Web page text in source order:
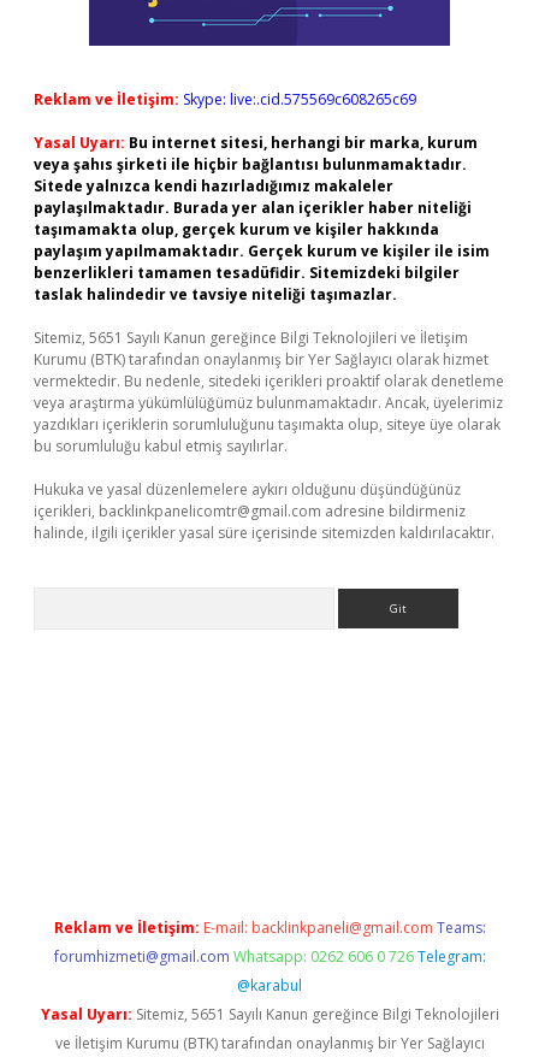
Reklam ve İletişim: Skype: live:.cid.575569c608265c69
Yasal Uyarı: Bu internet sitesi, herhangi bir marka, kurum
veya şahıs şirketi ile hiçbir bağlantısı bulunmamaktadır.
Sitede yalnızca kendi hazırladığımız makaleler
paylaşılmaktadır. Burada yer alan içerikler haber niteliği
taşımamakta olup, gerçek kurum ve kişiler hakkında
paylaşım yapılmamaktadır. Gerçek kurum ve kişiler ile isim
benzerlikleri tamamen tesadüfidir. Sitemizdeki bilgiler
taslak halindedir ve tavsiye niteliği taşımazlar.
Sitemiz, 5651 Sayılı Kanun gereğince Bilgi Teknolojileri ve İletişim
Kurumu (BTK) tarafından onaylanmış bir Yer Sağlayıcı olarak hizmet
vermektedir. Bu nedenle, sitedeki içerikleri proaktif olarak denetleme
veya araştırma yükümlülüğümüz bulunmamaktadır. Ancak, üyelerimiz
yazdıkları içeriklerin sorumluluğunu taşımakta olup, siteye üye olarak
bu sorumluluğu kabul etmiş sayılırlar.
Hukuka ve yasal düzenlemelere aykırı olduğunu düşündüğünüz
içerikleri, backlinkpanelicomtr@gmail.com adresine bildirmeniz
halinde, ilgili içerikler yasal süre içerisinde sitemizden kaldırılacaktır.
Reklam ve İletişim: E-mail: backlinkpaneli@gmail.com Teams:
forumhizmeti@gmail.com Whatsapp: 0262 606 0 726 Telegram:
@karabul
Yasal Uyarı: Sitemiz, 5651 Sayılı Kanun gereğince Bilgi Teknolojileri
ve İletişim Kurumu (BTK) tarafından onaylanmış bir Yer Sağlayıcı